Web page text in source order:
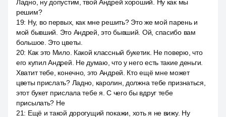
Ладно, ну допустим, твой Андрей хороший. Ну как мы
решим?
19: Ну, во первых, как мне решить? Это же мой парень и
мой бывший. Это Андрей, это бывший. Ой, спасибо вам
большое. Это цветы.
20: Как это Мило. Какой классный букетик. Не поверю, что
его купил Андрей. Не думаю, что у него есть такие деньги.
Хватит тебе, конечно, это Андрей. Кто ещё мне может
цветы прислать? Ладно, каролин, должна тебе признаться,
этот букет прислала тебе я. С чего бы вдруг тебе
присылать? Не
21: Ещё и такой дорогущий покажи, хоть я не вижу. Ну